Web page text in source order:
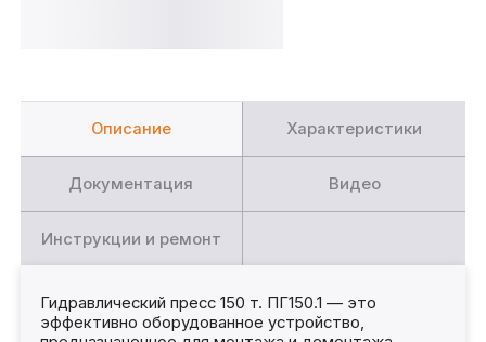
Описание Характеристики
Документация Видео
Инструкции и ремонт
Гидравлический пресс 150 т. ПГ150.1 — это
эффективно оборудованное устройство,